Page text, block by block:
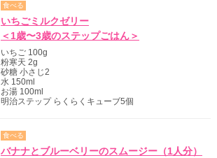
食べる
いちごミルクゼリー
＜1歳〜3歳のステップごはん＞
いちご 100g
粉寒天 2g
砂糖 小さじ2
水 150ml
お湯 100ml
明治ステップ らくらくキューブ5個
食べる
バナナとブルーベリーのスムージー（1人分）